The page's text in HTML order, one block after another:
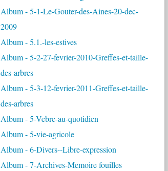
Album - 5-1-Le-Gouter-des-Aines-20-dec-
2009
Album - 5.1.-les-estives
Album - 5-2-27-fevrier-2010-Greffes-et-taille-
des-arbres
Album - 5-3-12-fevrier-2011-Greffes-et-taille-
des-arbres
Album - 5-Vebre-au-quotidien
Album - 5-vie-agricole
Album - 6-Divers--Libre-expression
Album - 7-Archives-Memoire fouilles